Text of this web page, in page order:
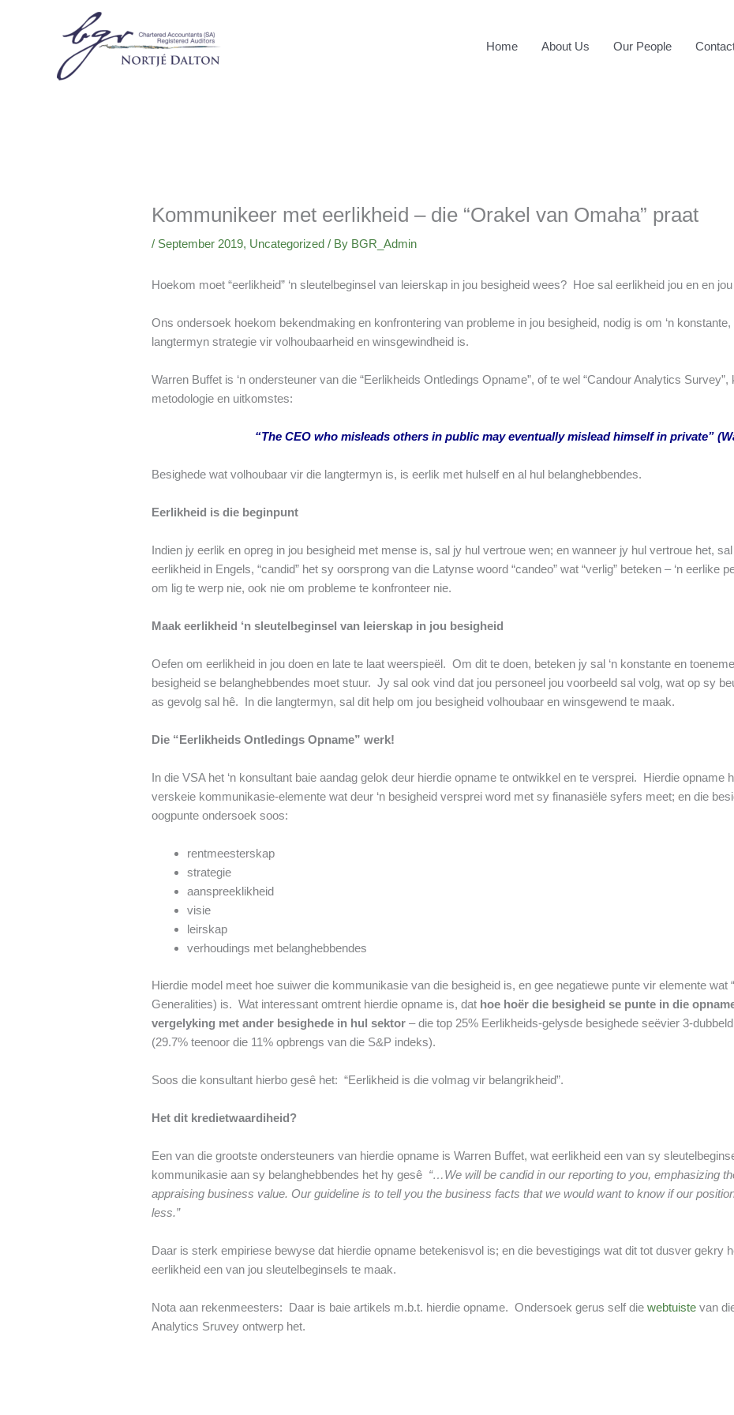
Home About Us Our People
Kommunikeer met eerlikheid – die “Orakel van Omaha” praat
/ September 2019, Uncategorized / By BGR_Admin
Hoekom moet “eerlikheid” ‘n sleutelbeginsel van leierskap in jou besigheid wees? Hoe sal eerlikheid jou en en
Ons ondersoek hoekom bekendmaking en konfrontering van probleme in jou besigheid, nodig is om ‘n
langtermyn strategie vir volhoubaarheid en winsgewindheid is.
Warren Buffet is ‘n ondersteuner van die “Eerlikheids Ontledings Opname”, of te wel “Candour Analytics
metodologie en uitkomstes:
“The CEO who misleads others in public may eventually mislead himself in private”
Besighede wat volhoubaar vir die langtermyn is, is eerlik met hulself en al hul belanghebbendes.
Eerlikheid is die beginpunt
Indien jy eerlik en opreg in jou besigheid met mense is, sal jy hul vertroue wen; en wanneer jy hul vertroue het,
eerlikheid in Engels, “candid” het sy oorsprong van die Latynse woord “candeo” wat “verlig” beteken – ‘n eerlike
om lig te werp nie, ook nie om probleme te konfronteer nie.
Maak eerlikheid ‘n sleutelbeginsel van leierskap in jou besigheid
Oefen om eerlikheid in jou doen en late te laat weerspieël. Om dit te doen, beteken jy sal ‘n konstante en
besigheid se belanghebbendes moet stuur. Jy sal ook vind dat jou personeel jou voorbeeld sal volg, wat op sy
as gevolg sal hê. In die langtermyn, sal dit help om jou besigheid volhoubaar en winsgewend te maak.
Die “Eerlikheids Ontledings Opname” werk!
In die VSA het ‘n konsultant baie aandag gelok deur hierdie opname te ontwikkel en te versprei. Hierdie opname
verskeie kommunikasie-elemente wat deur ‘n besigheid versprei word met sy finanasiële syfers meet; en die
oogpunte ondersoek soos:
rentmeesterskap
strategie
aanspreeklikheid
visie
leirskap
verhoudings met belanghebbendes
Hierdie model meet hoe suiwer die kommunikasie van die besigheid is, en gee negatiewe punte vir elemente wat
Generalities) is. Wat interessant omtrent hierdie opname is, dat hoe hoër die besigheid se punte in die
vergelyking met ander besighede in hul sektor – die top 25% Eerlikheids-gelysde besighede seëvier 3-
(29.7% teenoor die 11% opbrengs van die S&P indeks).
Soos die konsultant hierbo gesê het: “Eerlikheid is die volmag vir belangrikheid”.
Het dit kredietwaardiheid?
Een van die grootste ondersteuners van hierdie opname is Warren Buffet, wat eerlikheid een van sy
kommunikasie aan sy belanghebbendes het hy gesê “…We will be candid in our reporting to you, emphasizing
appraising business value. Our guideline is to tell you the business facts that we would want to know if our
less.”
Daar is sterk empiriese bewyse dat hierdie opname betekenisvol is; en die bevestigings wat dit tot dusver gekry
eerlikheid een van jou sleutelbeginsels te maak.
Nota aan rekenmeesters: Daar is baie artikels m.b.t. hierdie opname. Ondersoek gerus self diewebtuiste van
Analytics Sruvey ontwerp het.